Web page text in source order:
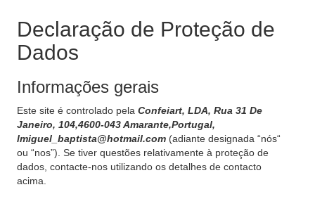
Declaração de Proteção de
Dados
Informações gerais
Este site é controlado pela Confeiart, LDA, Rua 31 De
Janeiro, 104,4600-043 Amarante,Portugal,
lmiguel_baptista@hotmail.com (adiante designada “nós“
ou “nos”). Se tiver questões relativamente à proteção de
dados, contacte-nos utilizando os detalhes de contacto
acima.